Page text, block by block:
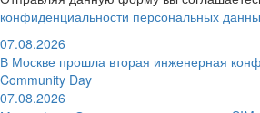
конфиденциальности персональных
07.08.2026
В Москве прошла вторая инженерная
Community Day
07.08.2026